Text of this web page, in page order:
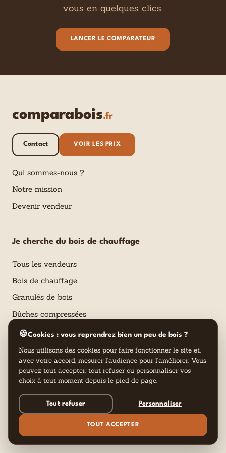
vous en quelques clics.
LANCER LE COMPARATEUR
comparabois.fr
Contact VOIR LES PRIX
Qui sommes-nous ?
Notre mission
Devenir vendeur
Je cherche du bois de chauffage
Tous les vendeurs
Bois de chauffage
Granulés de bois
Bûches compressées
Autour de moi
Le blog Comparabois
Tout savoir sur le bois de chauffage
🍪Cookies : vous reprendrez bien un peu de bois ?
Nous utilisons des cookies pour faire fonctionner le site et,
avec votre accord, mesurer l'audience pour l'améliorer. Vous
pouvez tout accepter, tout refuser ou personnaliser vos
choix à tout moment depuis le pied de page.
Tout refuser Personnaliser
TOUT ACCEPTER